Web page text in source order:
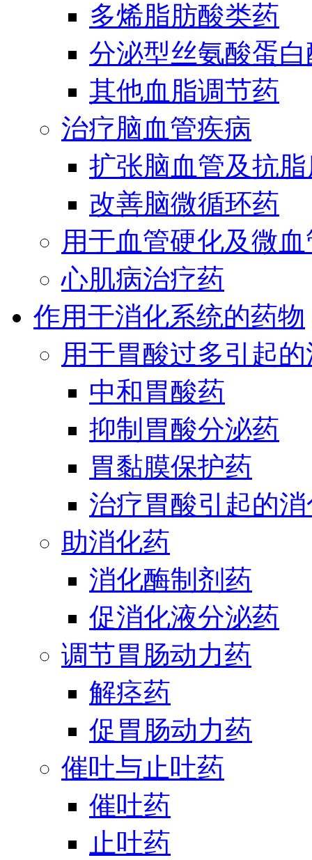
多烯脂肪酸类药
分泌型丝氨酸蛋
其他血脂调节药
治疗脑血管疾病
扩张脑血管及抗
改善脑微循环药
用于血管硬化及微
心肌病治疗药
作用于消化系统的药物
用于胃酸过多引起
中和胃酸药
抑制胃酸分泌药
胃黏膜保护药
治疗胃酸引起的
助消化药
消化酶制剂药
促消化液分泌药
调节胃肠动力药
解痉药
促胃肠动力药
催吐与止吐药
催吐药
止吐药